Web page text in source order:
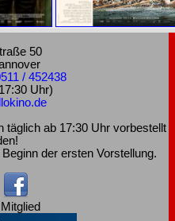
50
/ 452438
Uhr)
täglich ab 17:30 Uhr vorbestellt
der ersten Vorstellung.